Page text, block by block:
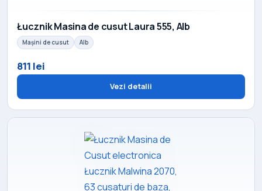
Łucznik Masina de cusut Laura 555, Alb
Mașini de cusut Alb
811 lei
Vezi detalii